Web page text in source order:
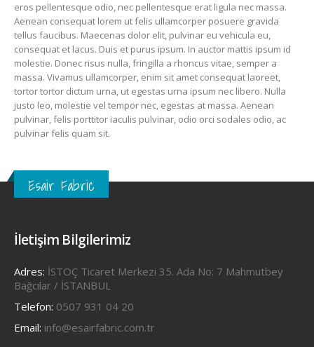
eros pellentesque odio, nec pellentesque erat ligula nec massa.
Aenean consequat lorem ut felis ullamcorper posuere gravida
tellus faucibus. Maecenas dolor elit, pulvinar eu vehicula eu,
consequat et lacus. Duis et purus ipsum. In auctor mattis ipsum id
molestie. Donec risus nulla, fringilla a rhoncus vitae, semper a
massa. Vivamus ullamcorper, enim sit amet consequat laoreet,
tortor tortor dictum urna, ut egestas urna ipsum nec libero. Nulla
justo leo, molestie vel tempor nec, egestas at massa. Aenean
pulvinar, felis porttitor iaculis pulvinar, odio orci sodales odio, ac
pulvinar felis quam sit.
Esair Fabric
İletişim Bilgilerimiz
Adres: İSTOÇ Ticaret Merkezi 35. Ada No: 7 Mahmutbey
Bağcılar / İSTANBUL
Telefon: 0507 931 04 20
Email: info@esairfabric.com.tr